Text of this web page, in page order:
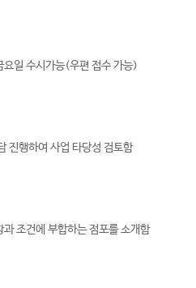
요일 수시가능(우편 접수 가능)
진행하여 사업 타당성 검토함
조건에 부합하는 점포를 소개함